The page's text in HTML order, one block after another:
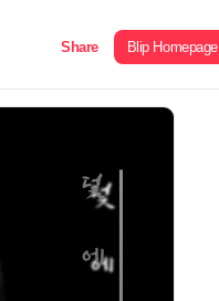
Share Blip Homepage